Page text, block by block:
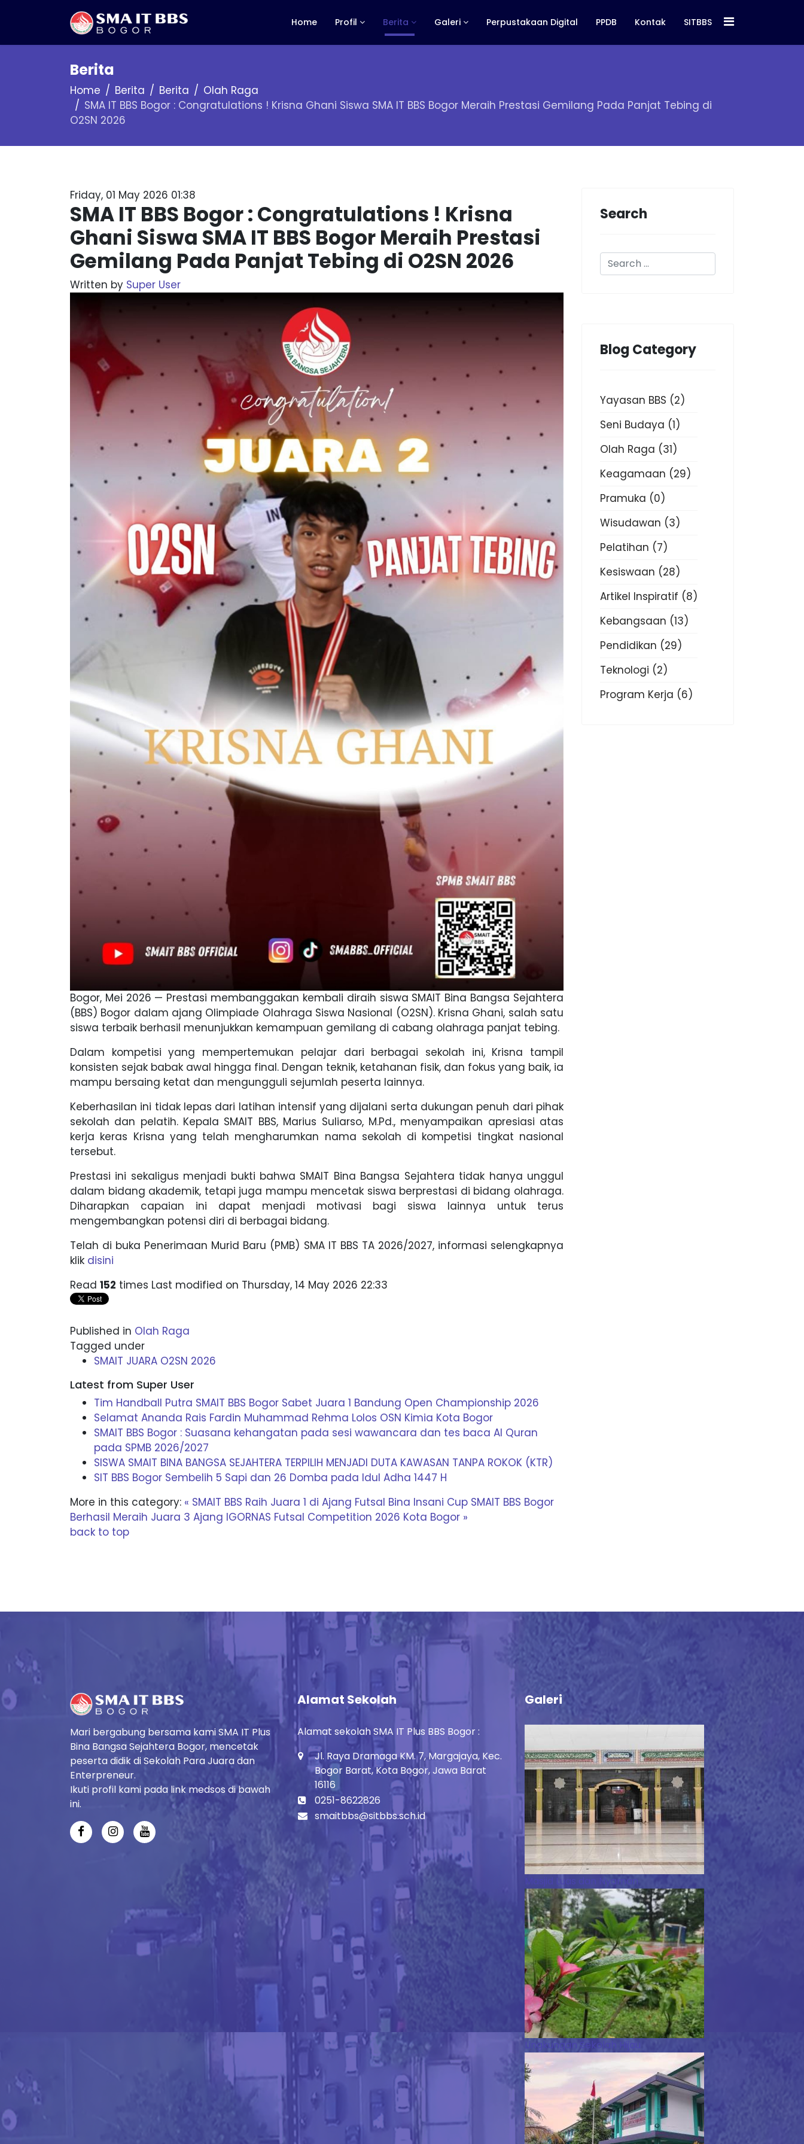
Home Profil Berita Galeri Perpustakaan Digital PPDB Kontak SITBBS
Berita
Home Berita Berita
Olah Raga
SMA IT BBS Bogor : Congratulations ! Krisna Ghani Siswa SMA IT BBS Bogor Meraih Prestasi Gemilang Pada Panjat Tebing di
O2SN 2026
Friday, 01 May 2026 01:38
SMA IT BBS Bogor : Congratulations ! Krisna
Ghani Siswa SMA IT BBS Bogor Meraih Prestasi
Gemilang Pada Panjat Tebing di O2SN 2026
Written by Super User
Bogor, Mei 2026 — Prestasi membanggakan kembali diraih siswa SMAIT Bina Bangsa Sejahtera
(BBS) Bogor dalam ajang Olimpiade Olahraga Siswa Nasional (O2SN). Krisna Ghani, salah satu
siswa terbaik berhasil menunjukkan kemampuan gemilang di cabang olahraga panjat tebing.
Dalam kompetisi yang mempertemukan pelajar dari berbagai sekolah ini, Krisna tampil
konsisten sejak babak awal hingga final. Dengan teknik, ketahanan fisik, dan fokus yang baik, ia
mampu bersaing ketat dan mengungguli sejumlah peserta lainnya.
Keberhasilan ini tidak lepas dari latihan intensif yang dijalani serta dukungan penuh dari pihak
sekolah dan pelatih. Kepala SMAIT BBS, Marius Suliarso, M.Pd., menyampaikan apresiasi atas
kerja keras Krisna yang telah mengharumkan nama sekolah di kompetisi tingkat nasional
tersebut.
Prestasi ini sekaligus menjadi bukti bahwa SMAIT Bina Bangsa Sejahtera tidak hanya unggul
dalam bidang akademik, tetapi juga mampu mencetak siswa berprestasi di bidang olahraga.
Diharapkan capaian ini dapat menjadi motivasi bagi siswa lainnya untuk terus
mengembangkan potensi diri di berbagai bidang.
Telah di buka Penerimaan Murid Baru (PMB) SMA IT BBS TA 2026/2027, informasi selengkapnya
klik disini
Read 152 times Last modified on Thursday, 14 May 2026 22:33
Published in Olah Raga
Tagged under
SMAIT JUARA O2SN 2026
Latest from Super User
Tim Handball Putra SMAIT BBS Bogor Sabet Juara 1 Bandung Open Championship 2026
Selamat Ananda Rais Fardin Muhammad Rehma Lolos OSN Kimia Kota Bogor
SMAIT BBS Bogor : Suasana kehangatan pada sesi wawancara dan tes baca Al Quran
pada SPMB 2026/2027
SISWA SMAIT BINA BANGSA SEJAHTERA TERPILIH MENJADI DUTA KAWASAN TANPA ROKOK (KTR)
SIT BBS Bogor Sembelih 5 Sapi dan 26 Domba pada Idul Adha 1447 H
More in this category: « SMAIT BBS Raih Juara 1 di Ajang Futsal Bina Insani Cup SMAIT BBS Bogor
Berhasil Meraih Juara 3 Ajang IGORNAS Futsal Competition 2026 Kota Bogor »
back to top
Search
Blog Category
Yayasan BBS (2)
Seni Budaya (1)
Olah Raga (31)
Keagamaan (29)
Pramuka (0)
Wisudawan (3)
Pelatihan (7)
Kesiswaan (28)
Artikel Inspiratif (8)
Kebangsaan (13)
Pendidikan (29)
Teknologi (2)
Program Kerja (6)
Mari bergabung bersama kami SMA IT Plus
Bina Bangsa Sejahtera Bogor, mencetak
peserta didik di Sekolah Para Juara dan
Enterpreneur.
Ikuti profil kami pada link medsos di bawah
ini.
Alamat Sekolah
Alamat sekolah SMA IT Plus BBS Bogor :
Jl. Raya Dramaga KM. 7, Margajaya, Kec.
Bogor Barat, Kota Bogor, Jawa Barat
16116
0251-8622826
smaitbbs@sitbbs.sch.id
Galeri
Masjid Luas dan Nyaman
Lingkungan Sekolah Hijau